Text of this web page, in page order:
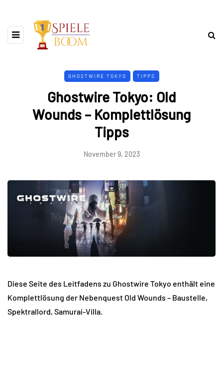
GHOSTWIRE TOKYO TIPPS
Ghostwire Tokyo: Old
Wounds – Komplettlösung
Tipps
November 9, 2023
Diese Seite des Leitfadens zu Ghostwire Tokyo enthält eine
Komplettlösung der Nebenquest Old Wounds – Baustelle,
Spektrallord, Samurai-Villa.